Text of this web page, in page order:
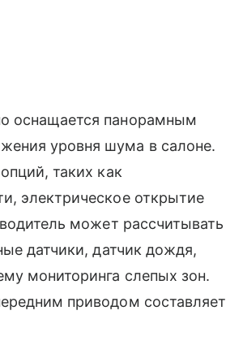
оснащается панорамным
уровня шума в салоне.
таких как
электрическое открытие
может рассчитывать
датчики, датчик дождя,
мониторинга слепых зон.
приводом составляет